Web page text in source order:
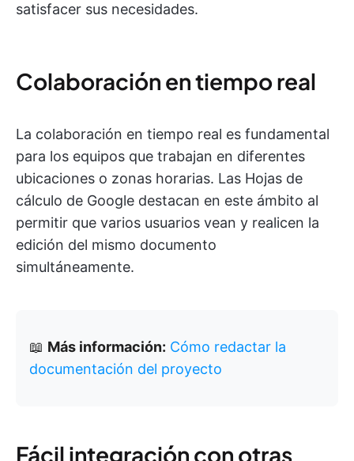
satisfacer sus necesidades.
Colaboración en tiempo real
La colaboración en tiempo real es fundamental
para los equipos que trabajan en diferentes
ubicaciones o zonas horarias. Las Hojas de
cálculo de Google destacan en este ámbito al
permitir que varios usuarios vean y realicen la
edición del mismo documento
simultáneamente.
📖 Más información: Cómo redactar la
documentación del proyecto
Fácil integración con otras